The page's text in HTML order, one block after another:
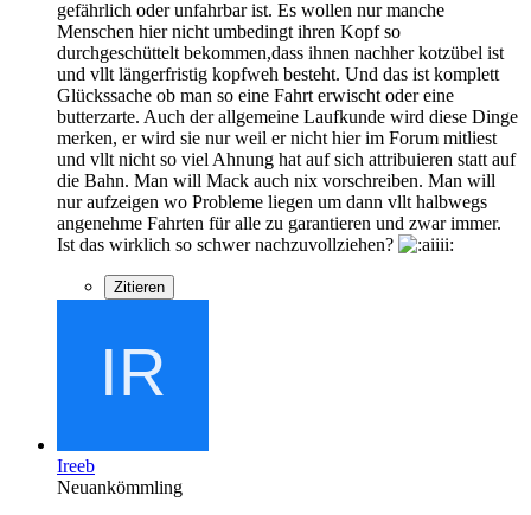
gefährlich oder unfahrbar ist. Es wollen nur manche
Menschen hier nicht umbedingt ihren Kopf so
durchgeschüttelt bekommen,dass ihnen nachher kotzübel ist
und vllt längerfristig kopfweh besteht. Und das ist komplett
Glückssache ob man so eine Fahrt erwischt oder eine
butterzarte. Auch der allgemeine Laufkunde wird diese Dinge
merken, er wird sie nur weil er nicht hier im Forum mitliest
und vllt nicht so viel Ahnung hat auf sich attribuieren statt auf
die Bahn. Man will Mack auch nix vorschreiben. Man will
nur aufzeigen wo Probleme liegen um dann vllt halbwegs
angenehme Fahrten für alle zu garantieren und zwar immer.
Ist das wirklich so schwer nachzuvollziehen?
Zitieren
Ireeb
Neuankömmling